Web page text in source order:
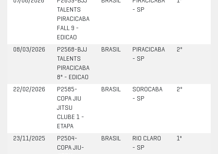
TALENTS
PIRACICABA
FALL 9 -
EDICAO
- SP
08/03/2026
P2568-BJJ
TALENTS
PIRACICABA
8ª - EDICAO
BRASIL
PIRACICABA
- SP
2º
22/02/2026
P2585-
COPA JIU
JITSU
CLUBE 1 -
ETAPA
BRASIL
SOROCABA
- SP
2º
23/11/2025
P2504-
COPA JIU-
BRASIL
RIO CLARO
- SP
1º